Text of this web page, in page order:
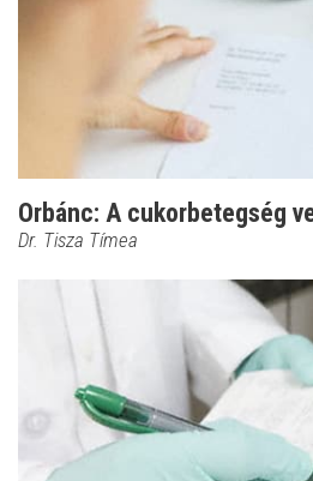
Orbánc: A cukorbetegség
Dr. Tisza Tímea